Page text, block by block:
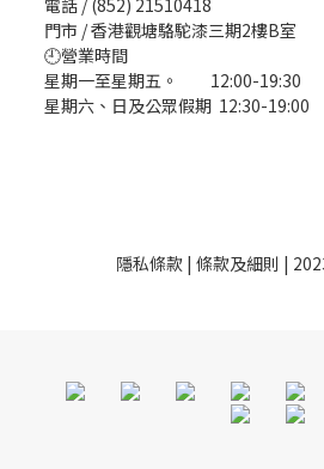
電話 / (852) 21510418
門市 / 香港觀塘駱駝漆三期2樓B室
🕘營業時間
星期一至星期五。 12:00-19:30
星期六、日及公眾假期 12:30-19:00
隱私條款 | 條款及細則 |